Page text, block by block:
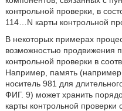
контрольной проверки, в
114…N карты контрольной
В некоторых примерах
возможностью продвижения
контрольной проверки в
Например, память
носитель 981 для
ФИГ. 9) может хранить
карты контрольной